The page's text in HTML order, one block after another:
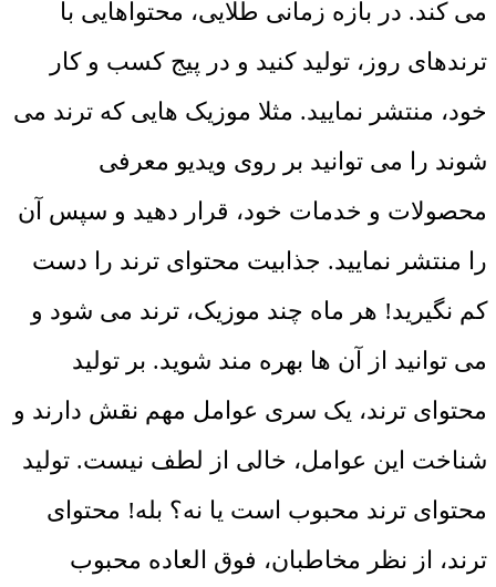
می کند. در بازه زمانی طلایی، محتواهایی با
ترندهای روز، تولید کنید و در پیج کسب و کار
خود، منتشر نمایید. مثلا موزیک هایی که ترند می
شوند را می توانید بر روی ویدیو معرفی
محصولات و خدمات خود، قرار دهید و سپس آن
را منتشر نمایید. جذابیت محتوای ترند را دست
کم نگیرید! هر ماه چند موزیک، ترند می شود و
می توانید از آن ها بهره مند شوید. بر تولید
محتوای ترند، یک سری عوامل مهم نقش دارند و
شناخت این عوامل، خالی از لطف نیست. تولید
محتوای ترند محبوب است یا نه؟ بله! محتوای
ترند، از نظر مخاطبان، فوق العاده محبوب